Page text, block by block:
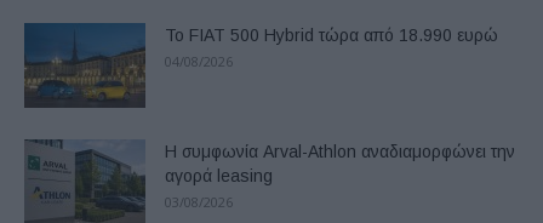
Το FIAT 500 Hybrid τώρα από 18.990 ευρώ
04/08/2026
Η συμφωνία Arval-Athlon αναδιαμορφώνει την
αγορά leasing
03/08/2026